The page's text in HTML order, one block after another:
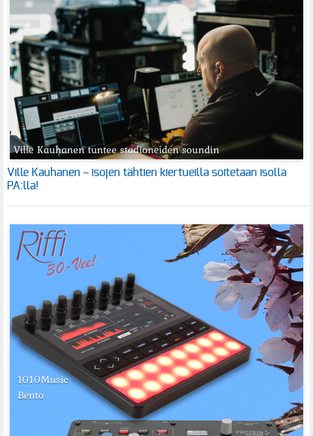
Ville Kauhanen – isojen tähtien kiertueilla soitetaan isolla
PA:lla!